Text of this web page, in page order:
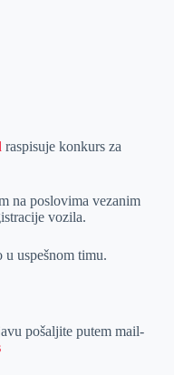
raspisuje konkurs za
na poslovima vezanim
vozila.
uspešnom timu.
pošaljite putem mail-